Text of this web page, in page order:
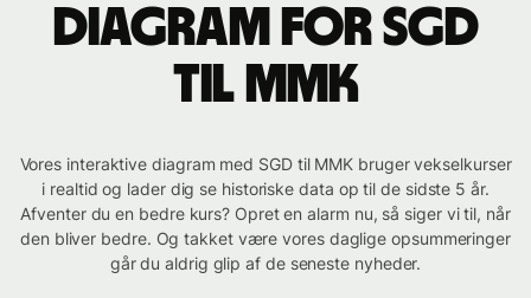
Diagram for SGD
til MMK
Vores interaktive diagram med SGD til MMK bruger vekselkurser
i realtid og lader dig se historiske data op til de sidste 5 år.
Afventer du en bedre kurs? Opret en alarm nu, så siger vi til, når
den bliver bedre. Og takket være vores daglige opsummeringer
går du aldrig glip af de seneste nyheder.